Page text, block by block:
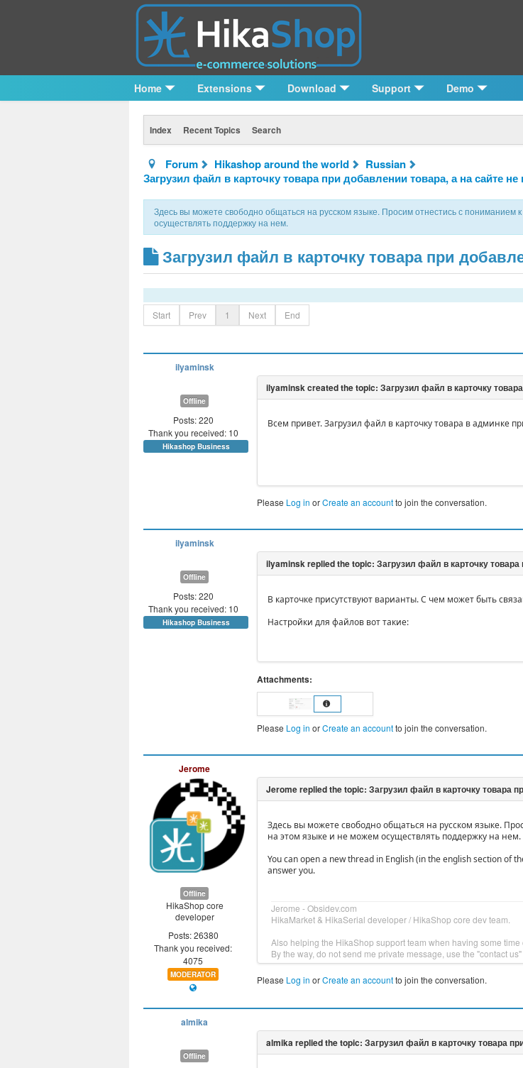
Home Extensions Download Support Demo
Index Recent Topics Search
Forum Hikashop around the world
Russian
Загрузил файл в карточку товара при добавлении товара, а на сайте не
Здесь вы можете свободно общаться на русском языке. Просим отнестись с пониманием
осуществлять поддержку на нем.
Загрузил файл в карточку товара при
Start Prev 1 Next End
ilyaminsk
Offline
Posts: 220
Thank you received: 10
Hikashop Business
Всем привет. Загрузил файл в карточку товара в админке
Please Log in orCreate an accountto join the conversation.
ilyaminsk
Offline
Posts: 220
Thank you received: 10
Hikashop Business
В карточке присутствуют варианты. С чем может быть
Настройки для файлов вот такие:
Attachments:
Please Log in orCreate an accountto join the conversation.
Jerome
Offline
HikaShop core
developer
Posts: 26380
Thank you received:
4075
MODERATOR
Здесь вы можете свободно общаться на русском языке.
на этом языке и не можем осуществлять поддержку на нем.
You can open a new thread in English (in the english section of
answer you.
Jerome - Obsidev.com
HikaMarket & HikaSerial developer / HikaShop core dev team.
Also helping the HikaShop support team when having some time
By the way, do not send me private message, use the "contact us"
Please Log in orCreate an accountto join the conversation.
almika
Offline